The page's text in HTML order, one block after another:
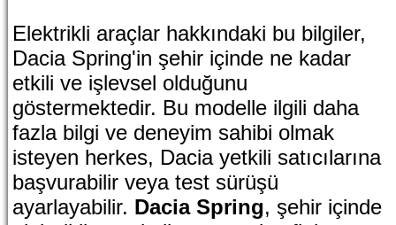
Elektrikli araçlar hakkındaki bu bilgiler,
Dacia Spring'in şehir içinde ne kadar
etkili ve işlevsel olduğunu
göstermektedir. Bu modelle ilgili daha
fazla bilgi ve deneyim sahibi olmak
isteyen herkes, Dacia yetkili satıcılarına
başvurabilir veya test sürüşü
ayarlayabilir. Dacia Spring, şehir içinde